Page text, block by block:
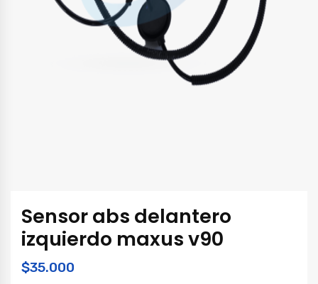
Sensor abs delantero
izquierdo maxus v90
$35.000